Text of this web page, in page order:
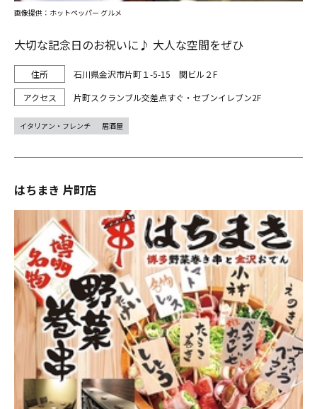
大切な記念日のお祝いに♪ 大人な空間をぜひ
石川県金沢市片町１-5-15 関ビル２F
片町スクランブル交差点すぐ・セブンイレブン2F
画像提供：ホットペッパー グルメ
イタリアン・フレンチ 居酒屋
はちまき 片町店